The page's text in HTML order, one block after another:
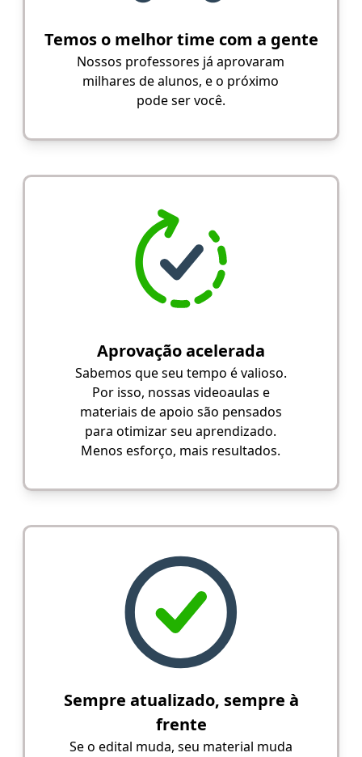
Temos o melhor time com a gente
Nossos professores já aprovaram
milhares de alunos, e o próximo
pode ser você.
Aprovação acelerada
Sabemos que seu tempo é valioso.
Por isso, nossas videoaulas e
materiais de apoio são pensados
para otimizar seu aprendizado.
Menos esforço, mais resultados.
Sempre atualizado, sempre à
frente
Se o edital muda, seu material muda